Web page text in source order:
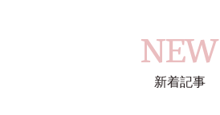
NEW
新着記事